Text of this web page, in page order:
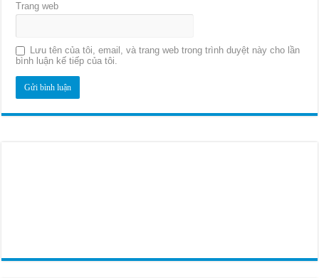
Trang web
Lưu tên của tôi, email, và trang web trong trình duyệt này cho lần
bình luận kế tiếp của tôi.